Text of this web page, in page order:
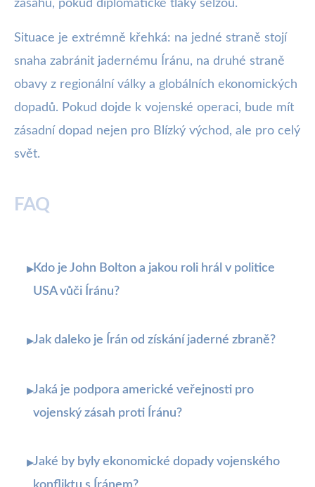
zásahu, pokud diplomatické tlaky selžou.
Situace je extrémně křehká: na jedné straně stojí
snaha zabránit jadernému Íránu, na druhé straně
obavy z regionální války a globálních ekonomických
dopadů. Pokud dojde k vojenské operaci, bude mít
zásadní dopad nejen pro Blízký východ, ale pro celý
svět.
FAQ
▸Kdo je John Bolton a jakou roli hrál v politice
USA vůči Íránu?
▸Jak daleko je Írán od získání jaderné zbraně?
▸Jaká je podpora americké veřejnosti pro
vojenský zásah proti Íránu?
▸Jaké by byly ekonomické dopady vojenského